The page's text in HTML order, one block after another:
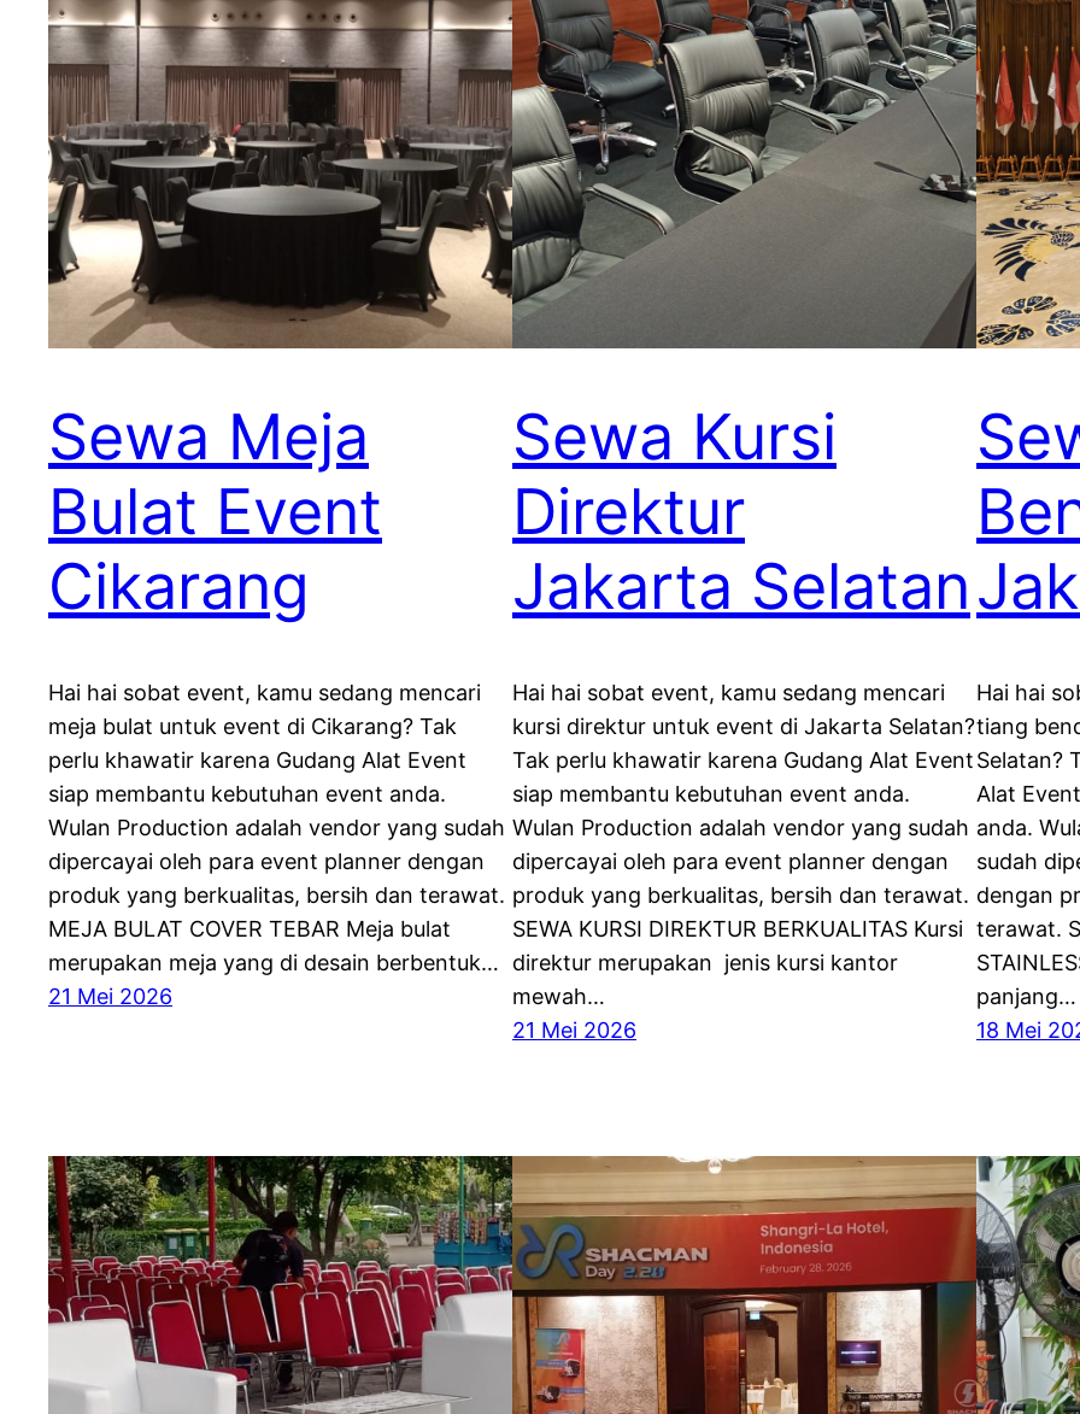
Sewa Meja
Bulat Event
Cikarang
Hai hai sobat event, kamu sedang mencari
meja bulat untuk event di Cikarang? Tak
perlu khawatir karena Gudang Alat Event
siap membantu kebutuhan event anda.
Wulan Production adalah vendor yang sudah
dipercayai oleh para event planner dengan
produk yang berkualitas, bersih dan terawat.
MEJA BULAT COVER TEBAR Meja bulat
merupakan meja yang di desain berbentuk…
21 Mei 2026
Sewa Kursi
Direktur
Jakarta Selatan
Hai hai sobat event, kamu sedang mencari
kursi direktur untuk event di Jakarta Selatan?
Tak perlu khawatir karena Gudang Alat Event
siap membantu kebutuhan event anda.
Wulan Production adalah vendor yang sudah
dipercayai oleh para event planner dengan
produk yang berkualitas, bersih dan terawat.
SEWA KURSI DIREKTUR BERKUALITAS Kursi
direktur merupakan jenis kursi kantor
mewah…
21 Mei 2026
Hai hai
tiang
Selatan?
Alat
anda.
sudah
dengan
terawat.
panjang…
18 Mei